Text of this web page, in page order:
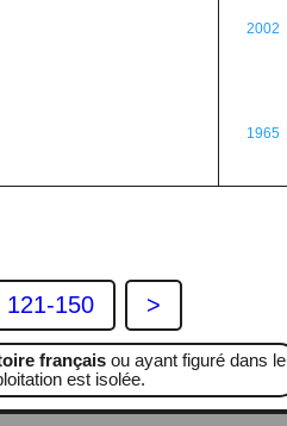
2002
1965
121-150 >
françaisou ayant figuré dans le
est isolée.